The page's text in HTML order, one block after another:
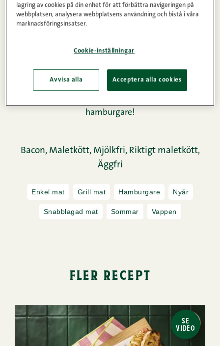
Instruktioner
Näringsinnehåll
Hamburgare är en mättande delikatess som alla i
hamburgare!
Bacon, Maletkött, Mjölkfri, Riktigt maletkött,
Äggfri
Enkel mat Grill mat Hamburgare Nyår
Snabblagad mat Sommar Vappen
fler recept
SE
VIDEO
lagring av cookies på din enhet för att förbättra navigeringen på
webbplatsen, analysera webbplatsens användning och bistå i våra
marknadsföringsinsatser.
Cookie-inställningar
Avvisa alla Acceptera alla cookies